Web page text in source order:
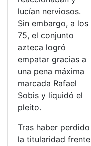
lucían nerviosos.
Sin embargo, a los
75, el conjunto
azteca logró
empatar gracias a
una pena máxima
marcada Rafael
Sobis y liquidó el
pleito.
Tras haber perdido
la titularidad frente